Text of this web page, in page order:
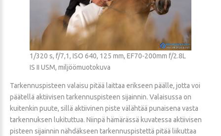
1/320 s, f/7,1, ISO 640, 125 mm, EF70-200mm f/2.8L
IS II USM, miljöömuotokuva
Tarkennuspisteen valaisu pitää laittaa erikseen päälle, jotta voi
päätellä aktiivisen tarkennuspisteen sijainnin. Valaisussa on
kuitenkin puute, sillä aktiivinen piste välähtää punaisena vasta
tarkennuksen lukituttua. Niinpä hämärässä kuvatessa aktiivisen
pisteen sijainnin nähdäkseen tarkennuspistettä pitää liikuttaa